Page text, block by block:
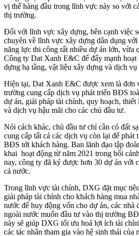
vị thế hàng đầu trong lĩnh vực này so với
thị trường.
Đối với lĩnh vực xây dựng, bên cạnh việc
chuyên về lĩnh vực xây dựng dân dụng
năng lực thi công rất nhiều dự án lớn, vừa
Công ty Dat Xanh E&C để đẩy mạnh
dựng hạ tầng, vật liệu xây dựng và dịch vụ
Hiện tại, Dat Xanh E&C được xem là đơn
trường cung cấp dịch vụ phát triển BĐS
dự án, giải pháp tài chính, quy hoạch,
và dịch vụ hậu mãi cho các chủ đầu tư.
Nói cách khác, chủ đầu tư chỉ cần có đất
cung cấp tất cả các dịch vụ còn lại để phát
BĐS tới khách hàng. Ban lãnh đạo tập
khai hoạt động từ năm 2021 trong bối
nay, công ty đã ký được hơn 30 dự án với
cả nước.
Trong lĩnh vực tài chính, DXG đặt mục
giải pháp tài chính cho khách hàng mua
nước để huy động vốn cho dự án, các nhà
ngoài nước muốn đầu tư vào thị trường
này sẽ giúp DXG tối ưu hoá lợi ích tài
các tác nhân tham gia vào hệ sinh thái của